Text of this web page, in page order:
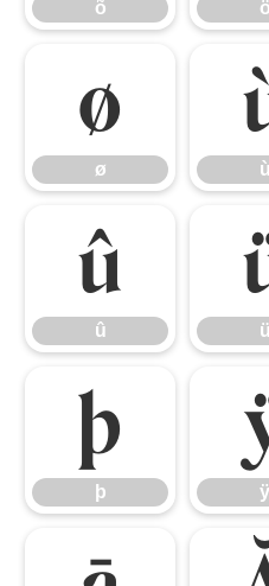
õ ö
ø
ø ù
û
û ü
þ
þ ÿ